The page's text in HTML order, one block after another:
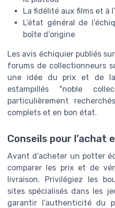
La fidélité aux films et à
L’état général de
boîte d’origine
Les avis échiquier publiés
forums de collectionneurs
une idée du prix et de la
estampillés "noble
particulièrement
complets et en bon état.
Conseils pour l’achat
Avant d’acheter un potter
comparer les prix et de
livraison. Privilégiez les
sites spécialisés dans les
garantir l’authenticité du